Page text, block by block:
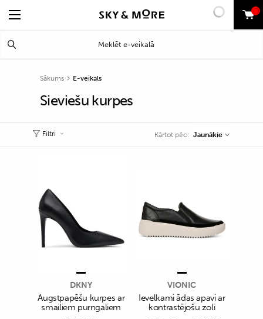
0
Sākums E-veikals
Sieviešu kurpes
Filtri Kārtot pēc: Jaunākie
DKNY
Augstpapēšu kurpes ar
smailiem purngaliem
VIONIC
Ievelkami ādas apavi ar
kontrastējošu zoli